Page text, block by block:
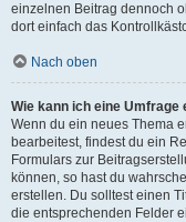
einzelnen Beitrag dennoch
dort einfach das
Nach oben
Wie kann ich eine Umfrage
Wenn du ein neues Thema
bearbeitest, findest du ein
Formulars zur
können, so hast du
erstellen. Du solltest einen
die entsprechenden Felder